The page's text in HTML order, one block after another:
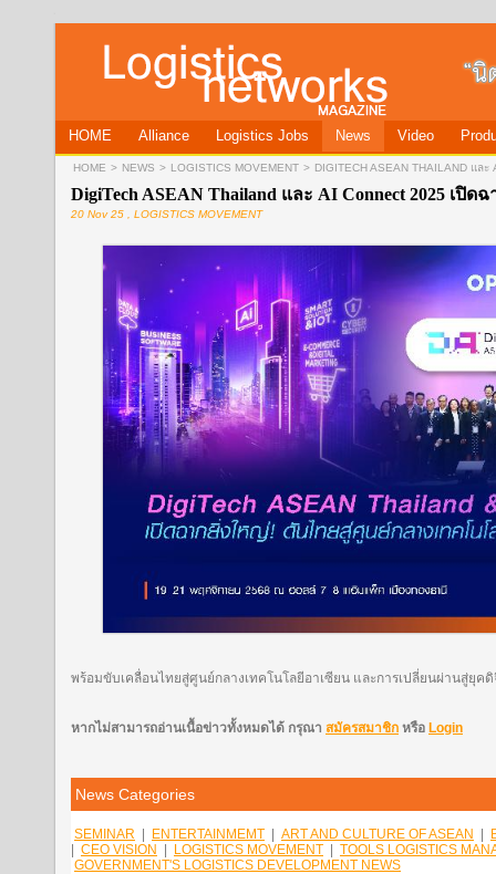
HOME Alliance Logistics Jobs News Video
HOME > NEWS > LOGISTICS MOVEMENT > DIGITECH ASEAN THAILAND แล
DigiTech ASEAN Thailand และ AI Connect 2025 เปิด
20 Nov 25 , LOGISTICS MOVEMENT
พร้อมขับเคลื่อนไทยสู่ศูนย์กลางเทคโนโลยีอาเซียน และการเปลี่ยนผ่านสู่ยุค
หากไม่สามารถอ่านเนื้อข่าวทั้งหมดได้ กรุณา สมัครสมาชิก หรือ Login
News Categories
SEMINAR ENTERTAINMEMT ART AND CULTURE OF ASEAN
CEO VISION LOGISTICS MOVEMENT
TOOLS LOGISTICS
GOVERNMENT'S LOGISTICS DEVELOPMENT NEWS